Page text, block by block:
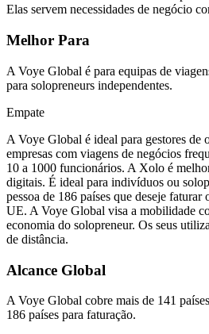
Elas servem necessidades de negócio
Melhor Para
A Voye Global é para equipas de
para solopreneurs independentes.
Empate
A Voye Global é ideal para gestores de
empresas com viagens de negócios
10 a 1000 funcionários. A Xolo é
digitais. É ideal para indivíduos ou
pessoa de 186 países que deseje
UE. A Voye Global visa a mobilidade
economia do solopreneur. Os seus
de distância.
Alcance Global
A Voye Global cobre mais de 141
186 países para faturação.